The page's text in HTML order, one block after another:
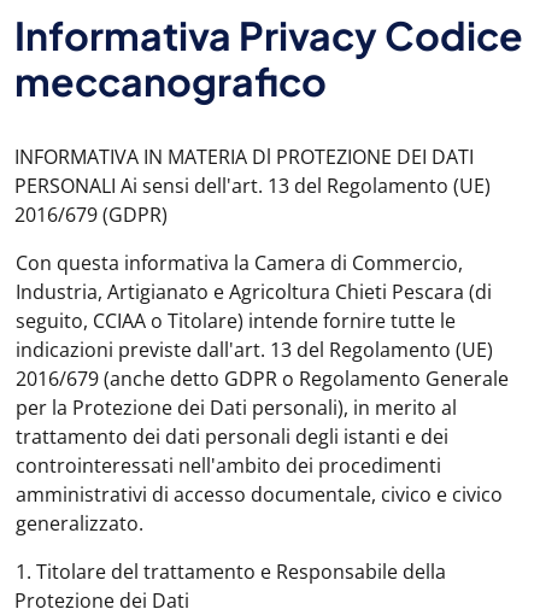
Informativa Privacy Codice
meccanografico
INFORMATIVA IN MATERIA Dl PROTEZIONE DEI DATI
PERSONALI Ai sensi dell'art. 13 del Regolamento (UE)
2016/679 (GDPR)
Con questa informativa la Camera di Commercio,
Industria, Artigianato e Agricoltura Chieti Pescara (di
seguito, CCIAA o Titolare) intende fornire tutte le
indicazioni previste dall'art. 13 del Regolamento (UE)
2016/679 (anche detto GDPR o Regolamento Generale
per la Protezione dei Dati personali), in merito al
trattamento dei dati personali degli istanti e dei
controinteressati nell'ambito dei procedimenti
amministrativi di accesso documentale, civico e civico
generalizzato.
1. Titolare del trattamento e Responsabile della
Protezione dei Dati